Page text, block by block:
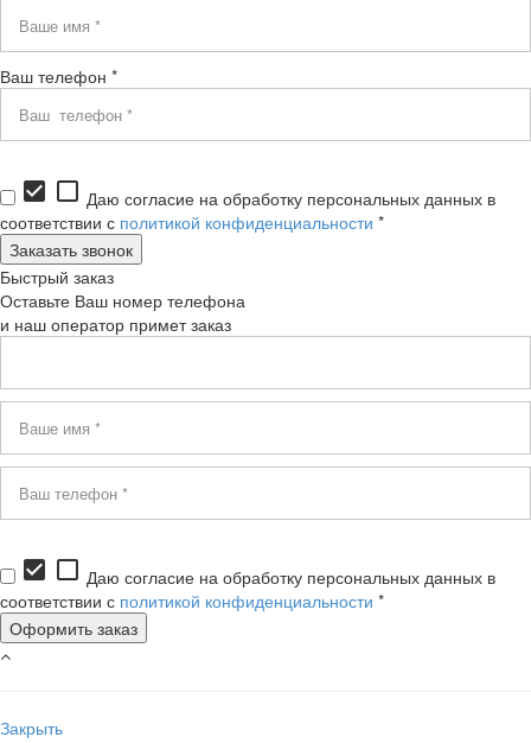
Ваш телефон *
check_box check_box_outline_blank Даю согласие на обработку персональных данных в
соответствии с политикой конфиденциальности *
Быстрый заказ
Оставьте Ваш номер телефона
и наш оператор примет заказ
check_box check_box_outline_blank Даю согласие на обработку персональных данных в
соответствии с политикой конфиденциальности *
Закрыть